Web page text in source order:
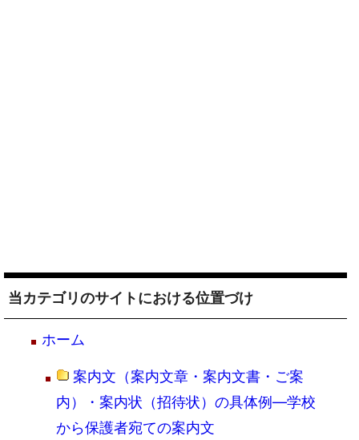
当カテゴリのサイトにおける位置づけ
ホーム
案内文（案内文章・案内文書・ご案
内）・案内状（招待状）の具体例―学校
から保護者宛ての案内文